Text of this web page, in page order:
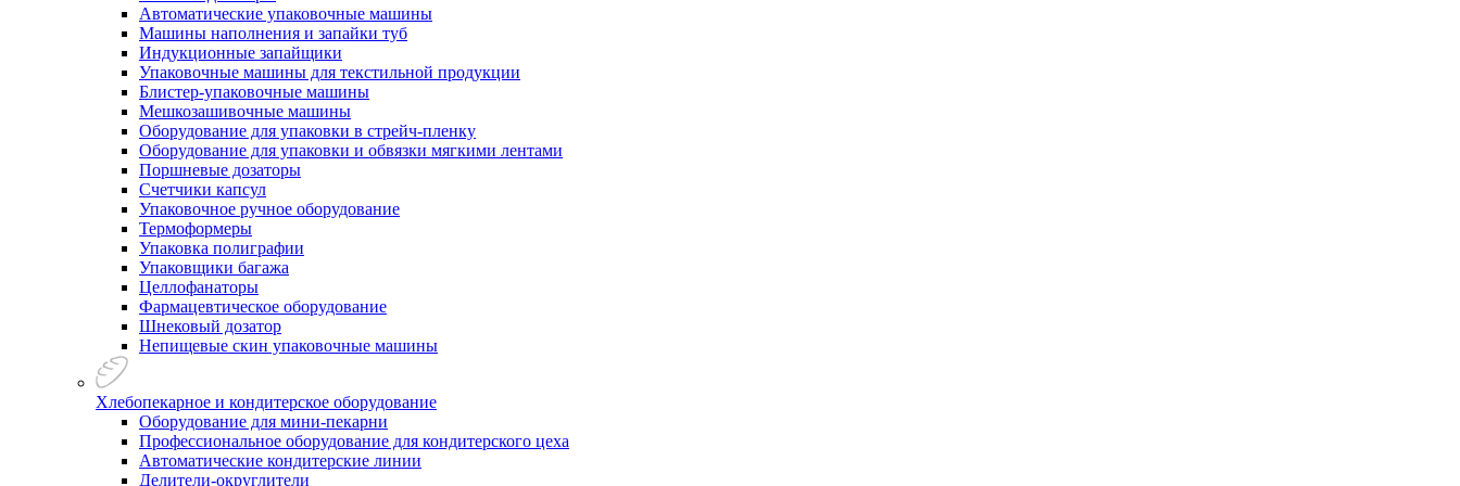
Автоматические упаковочные машины
Машины наполнения и запайки туб
Индукционные запайщики
Упаковочные машины для текстильной продукции
Блистер-упаковочные машины
Мешкозашивочные машины
Оборудование для упаковки в стрейч-пленку
Оборудование для упаковки и обвязки мягкими лентами
Поршневые дозаторы
Счетчики капсул
Упаковочное ручное оборудование
Термоформеры
Упаковка полиграфии
Упаковщики багажа
Целлофанаторы
Фармацевтическое оборудование
Шнековый дозатор
Непищевые скин упаковочные машины
Хлебопекарное и кондитерское оборудование
Оборудование для мини-пекарни
Профессиональное оборудование для кондитерского цеха
Автоматические кондитерские линии
Делители-округлители